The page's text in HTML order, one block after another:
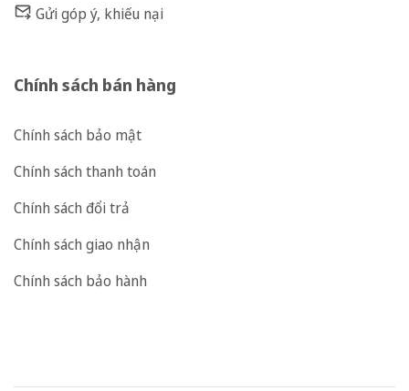
Gửi góp ý, khiếu nại
Chính sách bán hàng
Chính sách bảo mật
Chính sách thanh toán
Chính sách đổi trả
Chính sách giao nhận
Chính sách bảo hành